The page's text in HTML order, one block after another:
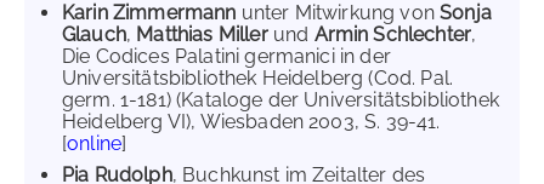
Karin Zimmermann unter Mitwirkung vonSonja
Glauch, Matthias Millerund Armin Schlechter,
Die Codices Palatini germanici in der
Universitätsbibliothek Heidelberg (Cod. Pal.
germ. 1-181) (Kataloge der Universitätsbibliothek
Heidelberg VI), Wiesbaden 2003, S. 39-41.
[online]
Pia Rudolph, Buchkunst im Zeitalter des